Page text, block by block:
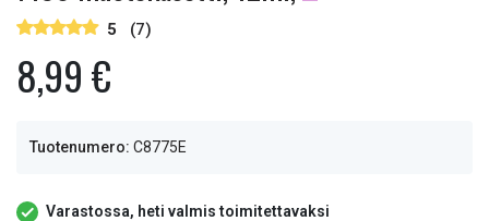
5 (7)
8,99 €
Tuotenumero: C8775E
Varastossa, heti valmis toimitettavaksi